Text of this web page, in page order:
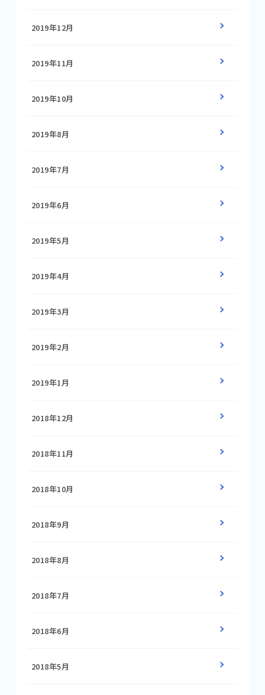
2019年12月
2019年11月
2019年10月
2019年8月
2019年7月
2019年6月
2019年5月
2019年4月
2019年3月
2019年2月
2019年1月
2018年12月
2018年11月
2018年10月
2018年9月
2018年8月
2018年7月
2018年6月
2018年5月